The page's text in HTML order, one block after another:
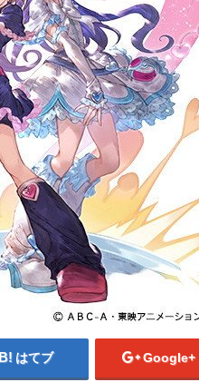
はてブ Google+